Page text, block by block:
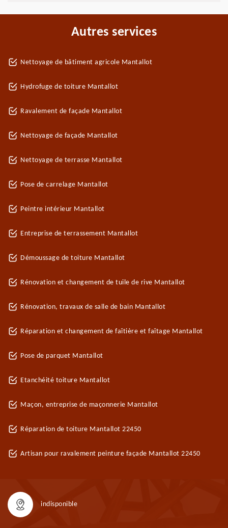
Autres services
Nettoyage de bâtiment agricole Mantallot
Hydrofuge de toiture Mantallot
Ravalement de façade Mantallot
Nettoyage de façade Mantallot
Nettoyage de terrasse Mantallot
Pose de carrelage Mantallot
Peintre intérieur Mantallot
Entreprise de terrassement Mantallot
Démoussage de toiture Mantallot
Rénovation et changement de tuile de rive Mantallot
Rénovation, travaux de salle de bain Mantallot
Réparation et changement de faîtière et faîtage Mantallot
Pose de parquet Mantallot
Etanchéité toiture Mantallot
Maçon, entreprise de maçonnerie Mantallot
Réparation de toiture Mantallot 22450
Artisan pour ravalement peinture façade Mantallot 22450
indisponible